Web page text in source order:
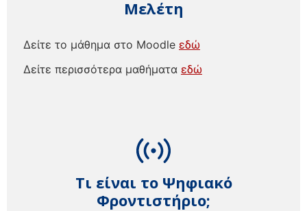
Τι είναι το Ψηφιακό
Φροντιστήριο;
Μελέτη
Δείτε το μάθημα στο Moodle εδώ
Δείτε περισσότερα μαθήματα εδώ